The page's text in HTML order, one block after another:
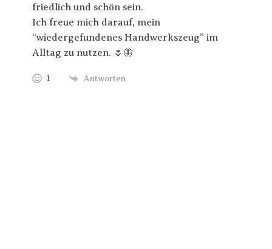
friedlich und schön sein.
Ich freue mich darauf, mein
“wiedergefundenes Handwerkszeug” im
Alltag zu nutzen. 🌷🦋
1 Antworten